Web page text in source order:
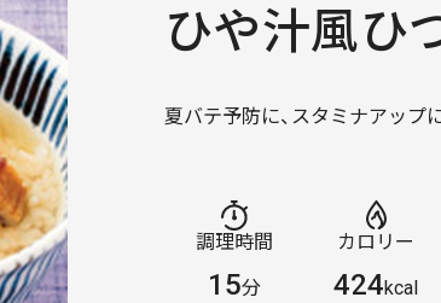
ひや汁風ひ
夏バテ予防に、スタミナアップ
調理時間
15分
カロリー
424kcal